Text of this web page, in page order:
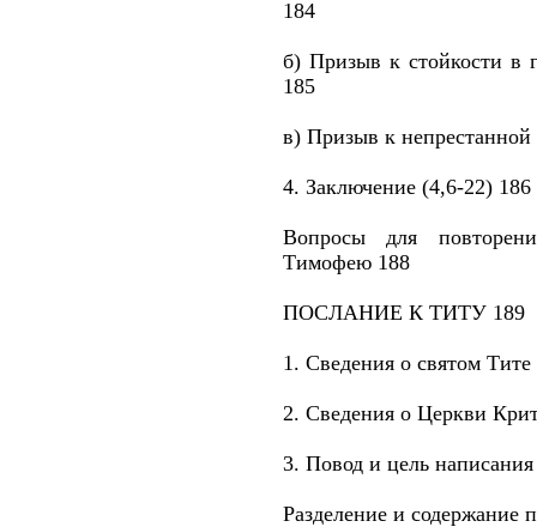
184
б) Призыв к стойкости в
185
в) Призыв к
4. Заключение (4,6-22) 186
Вопросы для
Тимофею 188
ПОСЛАНИЕ К ТИТУ 189
1. Сведения о святом Тите
2. Сведения о Церкви
3. Повод и цель
Разделение и содержание